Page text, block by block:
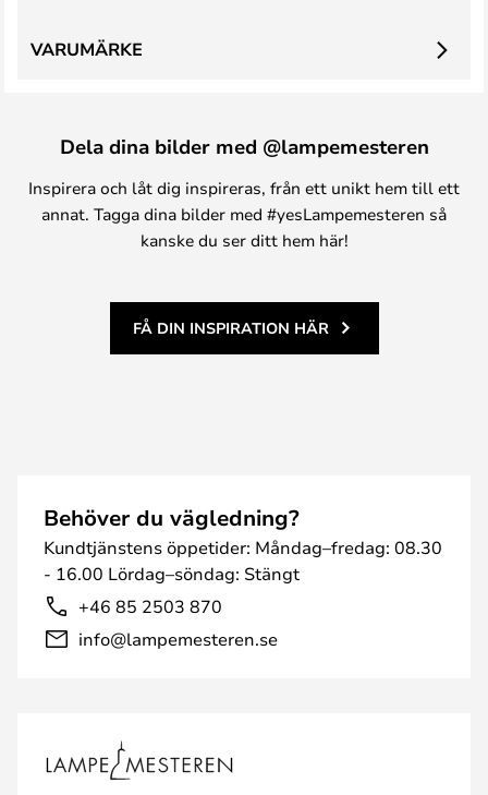
VARUMÄRKE
Dela dina bilder med @lampemesteren
Inspirera och låt dig inspireras, från ett unikt hem till ett
annat. Tagga dina bilder med #yesLampemesteren så
kanske du ser ditt hem här!
FÅ DIN INSPIRATION HÄR
Behöver du vägledning?
Kundtjänstens öppetider: Måndag–fredag: 08.30
- 16.00 Lördag–söndag: Stängt
+46 85 2503 870
info@lampemesteren.se